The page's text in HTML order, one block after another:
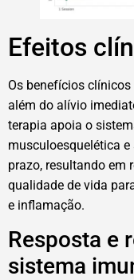
Efeitos
Os benefícios
além do alívio
terapia apoia o
musculoesquelética
prazo, resultando em
qualidade de vida
e inflamação.
Resposta e
sistema